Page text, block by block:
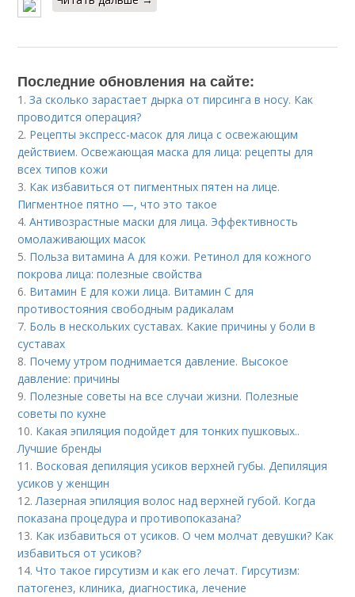
Последние обновления на сайте:
1.За сколько зарастает дырка от пирсинга в носу. Как
проводится операция?
2. Рецепты экспресс-масок для лица с освежающим
действием. Освежающая маска для лица: рецепты для
всех типов кожи
3. Как избавиться от пигментных пятен на лице.
Пигментное пятно —, что это такое
4.Антивозрастные маски для лица. Эффективность
омолаживающих масок
5. Польза витамина А для кожи. Ретинол для кожного
покрова лица: полезные свойства
6. Витамин Е для кожи лица. Витамин С для
противостояния свободным радикалам
7. Боль в нескольких суставах. Какие причины у боли в
суставах
8. Почему утром поднимается давление. Высокое
давление: причины
9. Полезные советы на все случаи жизни. Полезные
советы по кухне
10. Какая эпиляция подойдет для тонких пушковых..
Лучшие бренды
11. Восковая депиляция усиков верхней губы. Депиляция
усиков у женщин
12.Лазерная эпиляция волос над верхней губой. Когда
показана процедура и противопоказана?
13. Как избавиться от усиков. О чем молчат девушки? Как
избавиться от усиков?
14.Что такое гирсутизм и как его лечат. Гирсутизм:
патогенез, клиника, диагностика, лечение